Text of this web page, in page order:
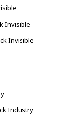
Invisible
Invisible
Industry